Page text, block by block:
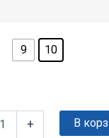
9 10
+ В